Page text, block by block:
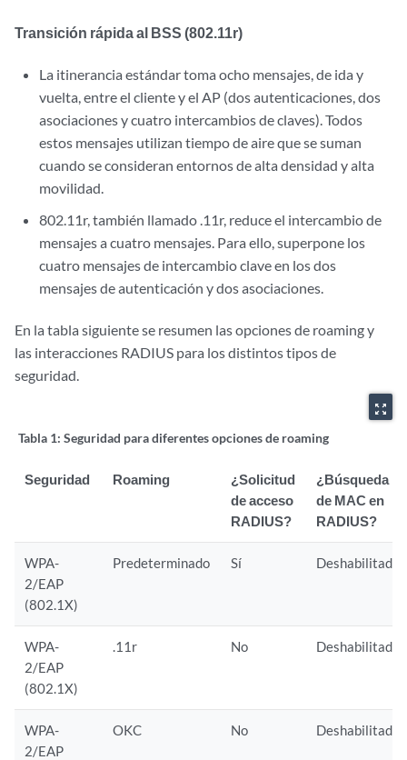
Transición rápida al BSS (802.11r)
La itinerancia estándar toma ocho mensajes, de ida y
vuelta, entre el cliente y el AP (dos autenticaciones, dos
asociaciones y cuatro intercambios de claves). Todos
estos mensajes utilizan tiempo de aire que se suman
cuando se consideran entornos de alta densidad y alta
movilidad.
802.11r, también llamado .11r, reduce el intercambio de
mensajes a cuatro mensajes. Para ello, superpone los
cuatro mensajes de intercambio clave en los dos
mensajes de autenticación y dos asociaciones.
En la tabla siguiente se resumen las opciones de roaming y
las interacciones RADIUS para los distintos tipos de
seguridad.
zoom_out_map
Tabla 1: Seguridad para diferentes opciones de roaming
Seguridad Roaming
¿Solicitud
de acceso
RADIUS?
¿Búsqueda
de MAC en
RADIUS?
WPA-
2/EAP
(802.1X)
Predeterminado Sí Deshabilitado
WPA-
2/EAP
(802.1X)
.11r No Deshabilitado
WPA-
2/EAP
OKC No Deshabilitado